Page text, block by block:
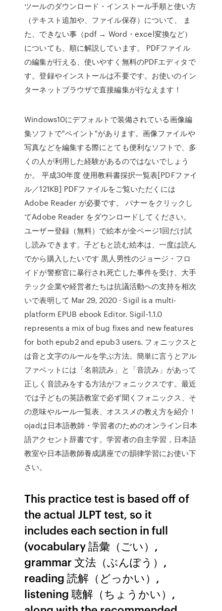
ツールのダウンロード・インストール手順と使い方
（テキスト追加や、ファイル保存）について、 ま
た、できない事（pdf → Word・excel変換など）
についても、順に解説しています。 PDFファイル
の編集が行える、使いやすく無料のPDFエディタで
す。登録やインストールは不要です。お使いのイン
ターネットブラウザで直接編集が行なえます！
Windows10にデフォルトで装備されている画像編
集ソフトで"ペイント"があります。画像ファイルや
写真などを編集する際にとても便利なソフトで、多
くの人が利用した経験があるのではないでしょう
か。 平成30年度 使用教科書採択一覧表[PDFファイ
ル／121KB] PDFファイルをご覧いただくには
Adobe Reader が必要です。 バナーをクリックし
てAdobe Reader をダウンロードしてください。
ユーザー登録（無料）で絵本が全ページ1回だけ試
し読みできます。子どもと読む絵本は、一度は読ん
でから購入したいです 黒人男性のジョージ・フロ
イドが警察官に暴行され死亡した事件を受け、大手
テック企業や経営者たちは抗議活動への支持を相次
いで表明して Mar 29, 2020 · Sigil is a multi-
platform EPUB ebook Editor. Sigil-1.1.0
represents a mix of bug fixes and new features
for both epub2 and epub3 users. フォニックスと
は音と文字のルールを学ぶ方法。簡単に言うとアル
ファベットには「名前読み」と「音読み」があって
正しく音読みをする方法がフォニックスです。最近
では子どもの英語教室で必ず聞くフォニックス、そ
の意味やルール一覧表、オススメの教え方を紹介！
ojadは日本語教師・学習者のためのオンライン日本
語アクセント辞書です。学習者の自主学習，日本語
教室や日本語教師養成講座での韻律学習にお使い下
さい。
This practice test is based off of
the actual JLPT test, so it
includes each section in full
(vocabulary 語彙（ごい）,
grammar 文法（ぶんぽう）,
reading 読解（どっかい）,
listening 聴解（ちょうかい）,